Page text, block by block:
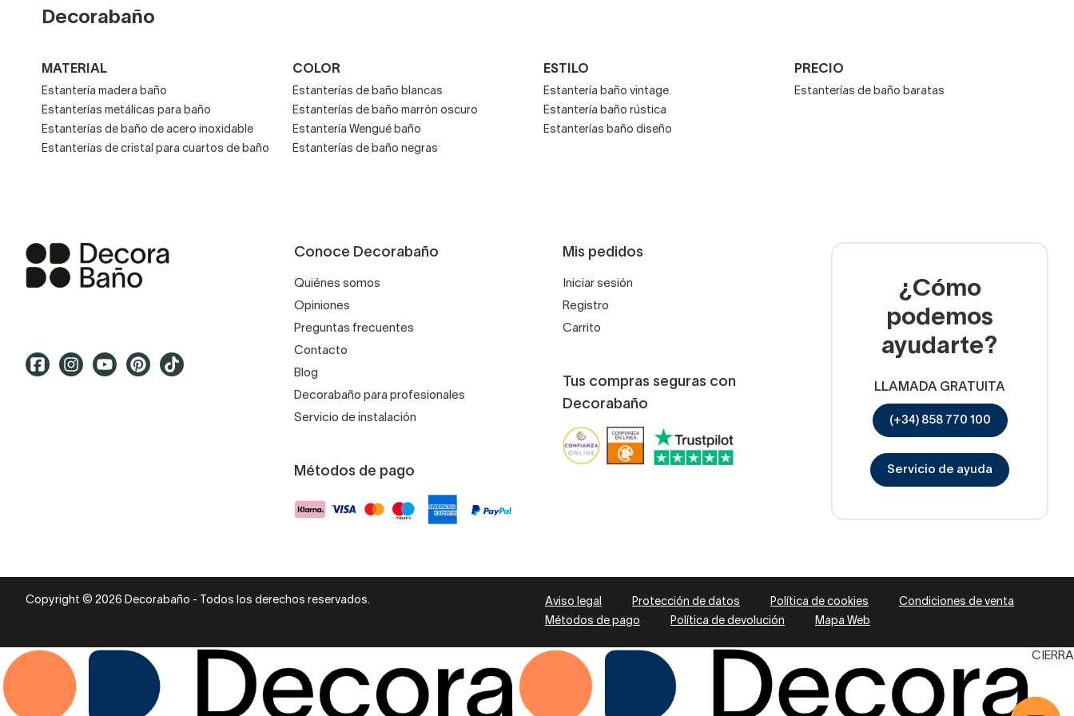
explorar sus posibilidades decorativas combinando varias.
Una estantería de baño de madera oscura
Localiza en nuestra página una estantería de madera de estilo rústico , ideal para estancias de vocación rural y
hogares tradicionales.
Si hay problemas con el espacio, puedes optar por modelos suspendidos, que mejoran la movilidad y aumentan
visualmente las estancias mini o atestadas.
De poder permitírtelo, opta por modelos con patas, grandes y voluminosos
. ¡Darás un aspecto auténtico a tu
Decorabaño
MATERIAL
Estantería madera baño
Estanterías metálicas para baño
Estanterías de baño de acero inoxidable
Estanterías de cristal para cuartos de baño
COLOR
Estanterías de baño blancas
Estanterías de baño marrón oscuro
Estantería Wengué baño
Estanterías de baño negras
ESTILO
Estantería baño vintage
Estantería baño rústica
Estanterías baño diseño
PRECIO
Estanterías de baño baratas
Conoce Decorabaño
Quiénes somos
Opiniones
Preguntas frecuentes
Contacto
Blog
Decorabaño para profesionales
Servicio de instalación
Métodos de pago
Mis pedidos
Iniciar sesión
Registro
Carrito
Tus compras seguras con
Decorabaño
¿Cómo
podemos
ayudarte?
LLAMADA GRATUITA
(+34) 858 770 100
Servicio de ayuda
Copyright © 2026 Decorabaño - Todos los derechos reservados. Aviso legal Protección de datos Política de cookies
Condiciones de venta
Métodos de pago
Política de devolución Mapa Web
CIERRA